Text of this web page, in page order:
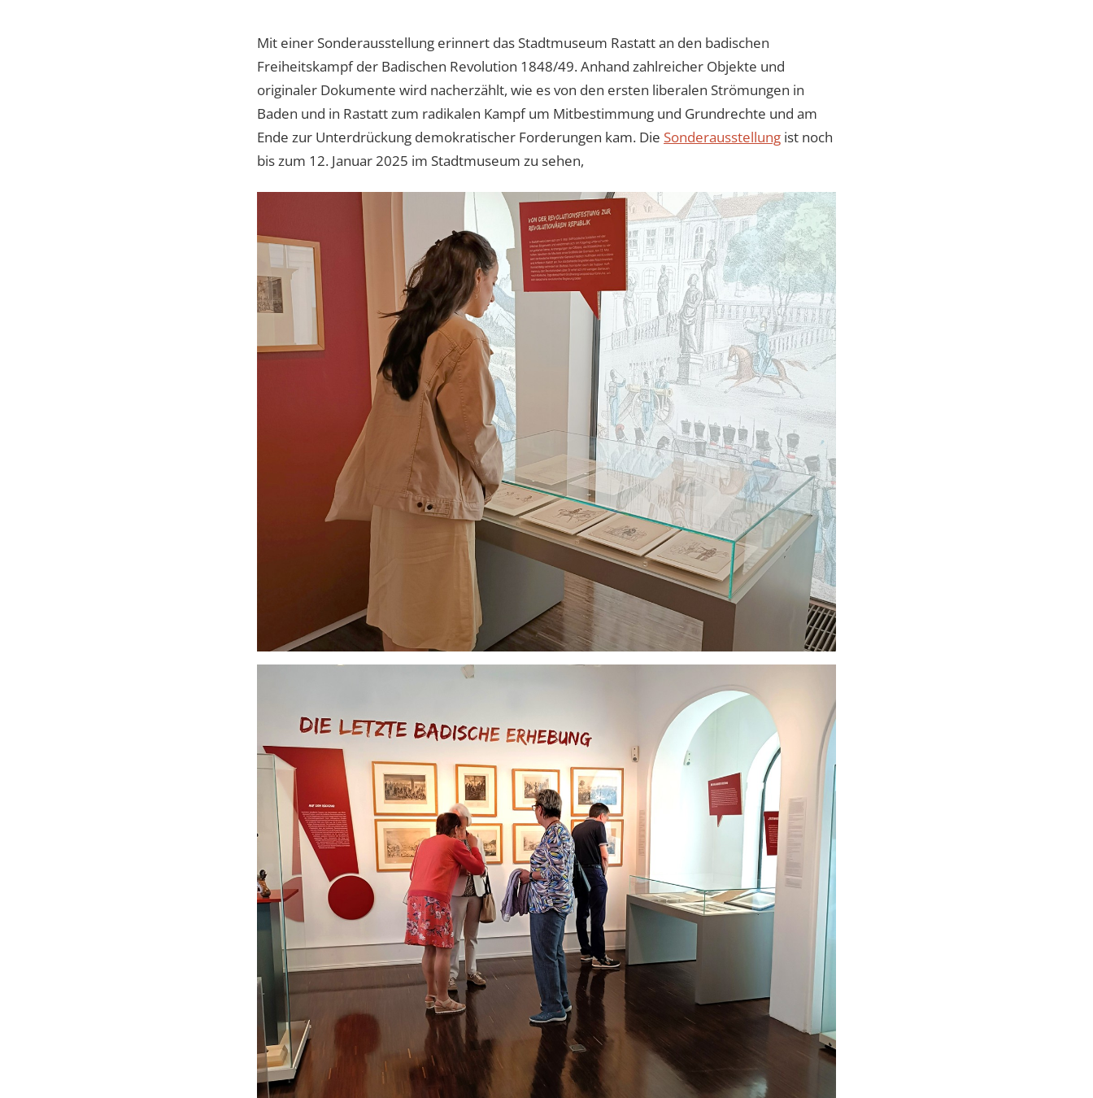
Mit einer Sonderausstellung erinnert das Stadtmuseum Rastatt an den badischen
Freiheitskampf der Badischen Revolution 1848/49. Anhand zahlreicher Objekte und
originaler Dokumente wird nacherzählt, wie es von den ersten liberalen Strömungen in
Baden und in Rastatt zum radikalen Kampf um Mitbestimmung und Grundrechte und am
Ende zur Unterdrückung demokratischer Forderungen kam. Die Sonderausstellung ist noch
bis zum 12. Januar 2025 im Stadtmuseum zu sehen,